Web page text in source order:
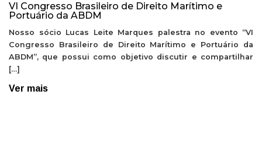
VI Congresso Brasileiro de Direito Marítimo e
Portuário da ABDM
Nosso sócio Lucas Leite Marques palestra no evento “VI
Congresso Brasileiro de Direito Marítimo e Portuário da
ABDM”, que possui como objetivo discutir e compartilhar
[…]
Ver mais